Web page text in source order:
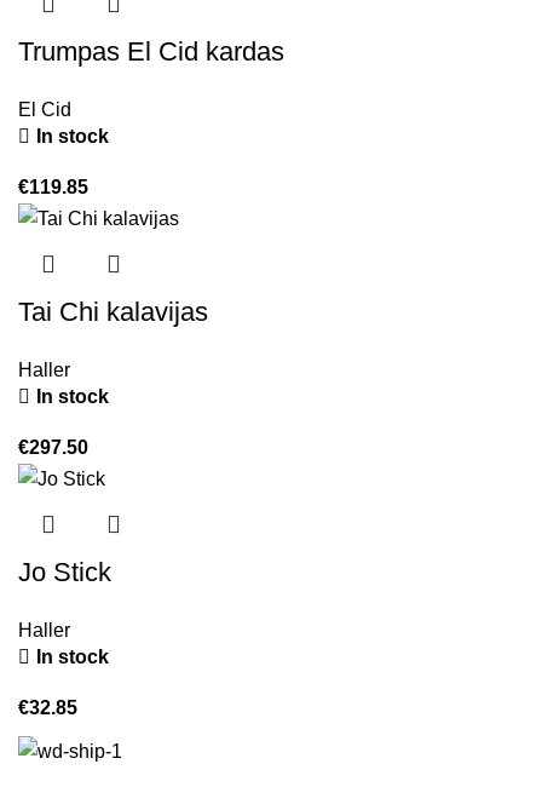
Trumpas El Cid kardas
El Cid
In stock
€119.85
Tai Chi kalavijas
Haller
In stock
€297.50
Jo Stick
Haller
In stock
€32.85